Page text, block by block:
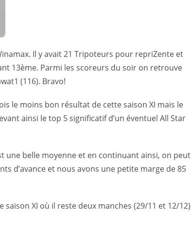
Il y avait 21 Tripoteurs pour repriZente et
13ème. Parmi les scoreurs du soir on retrouve
(116). Bravo!
le moins bon résultat de cette saison XI mais le
ainsi le top 5 significatif d’un éventuel All Star
une belle moyenne et en continuant ainsi, on peut
d’avance et nous avons une petite marge de 85
XI où il reste deux manches (29/11 et 12/12)